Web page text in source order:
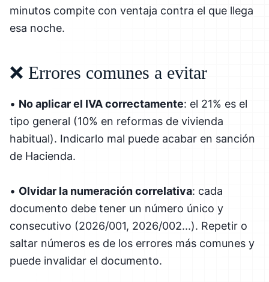
minutos compite con ventaja contra el que llega
esa noche.
❌ Errores comunes a evitar
• No aplicar el IVA correctamente: el 21% es el
tipo general (10% en reformas de vivienda
habitual). Indicarlo mal puede acabar en sanción
de Hacienda.
• Olvidar la numeración correlativa: cada
documento debe tener un número único y
consecutivo (2026/001, 2026/002...). Repetir o
saltar números es de los errores más comunes y
puede invalidar el documento.